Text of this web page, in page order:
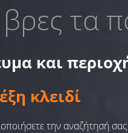
τα
και
κλειδί
την αναζήτησή